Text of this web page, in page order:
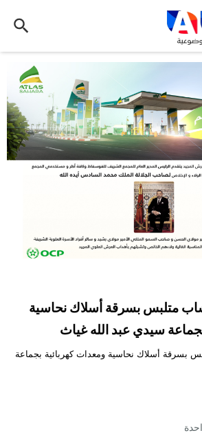
متلبس بسرقة أسلاك نحاسية
سيدي عبد الله غياث